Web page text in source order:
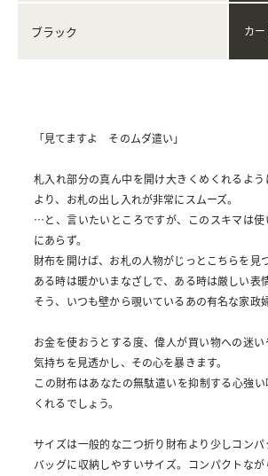
ブラック
「見てますよ そのムダ遣い」
札入れ部分の真ん中を開け大きくめくれるよ
より、お札の出し入れが非常にスムーズ。
…と、言いたいところですが、このスキマは使
にあらず。
財布を開けば、お札の人物がじっとこちらを見
ある時は暖かいまなざしで、ある時は厳しい表情
そう、いつも壁から覗いているあの有名な家政
お金を使おうとする度、偉人が買い物への迷
気持ちを見透かし、その心を暴きます。
この財布はあなたの無駄遣いを抑制する心強
くれるでしょう。
サイズは一般的な二つ折り財布より少しコン
バッグに収納しやすいサイズ。コンパクトな